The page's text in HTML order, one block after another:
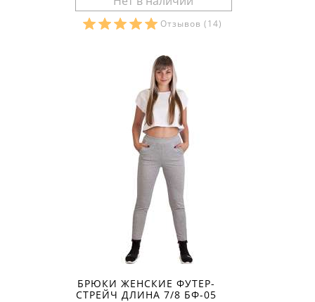
Отзывов (14)
БРЮКИ ЖЕНСКИЕ ФУТЕР-
СТРЕЙЧ ДЛИНА 7/8 БФ-05